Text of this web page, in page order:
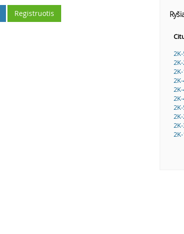
Registruotis